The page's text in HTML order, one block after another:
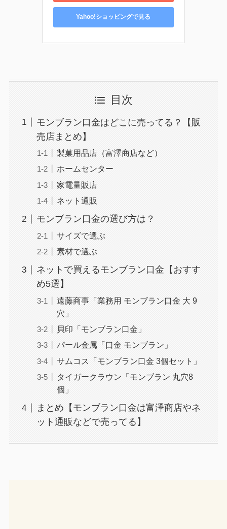
Yahoo!ショッピングで見る
目次
モンブラン口金はどこに売ってる？【販
売店まとめ】
製菓用品店（富澤商店など）
ホームセンター
家電量販店
ネット通販
モンブラン口金の選び方は？
サイズで選ぶ
素材で選ぶ
ネットで買えるモンブラン口金【おすす
め5選】
遠藤商事「業務用 モンブラン口金 大 9
穴」
貝印「モンブラン口金」
パール金属「口金 モンブラン」
サムコス「モンブラン口金 3個セット」
タイガークラウン「モンブラン 丸穴8
個」
まとめ【モンブラン口金は富澤商店やネ
ット通販などで売ってる】